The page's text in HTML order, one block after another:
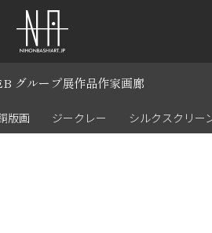
グループ展作品作家画廊
版画 ジークレー シルクスクリー